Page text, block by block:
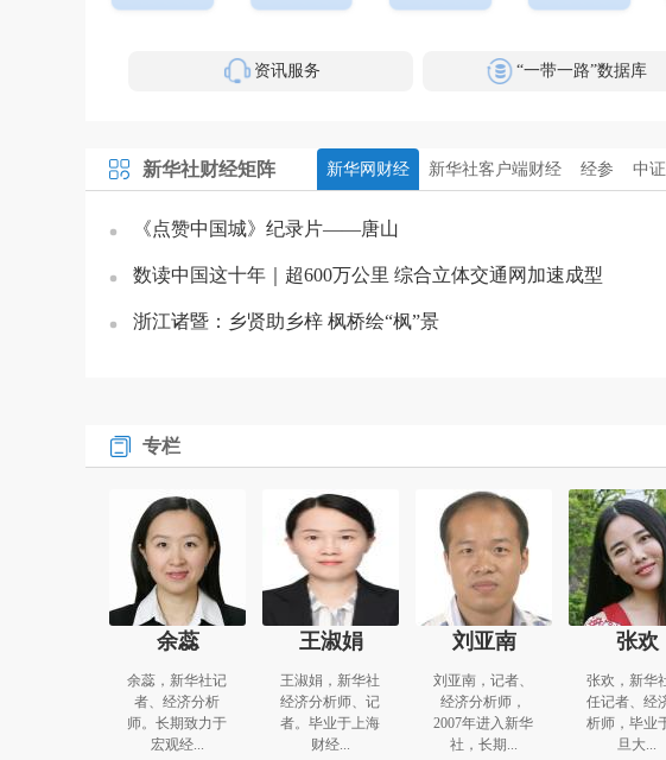
资讯服务 “一带一路”数据库
新华社财经矩阵 新华网财经 新华社客户端财经 经参 中
《点赞中国城》纪录片——唐山
数读中国这十年｜超600万公里 综合立体交通网加速成型
浙江诸暨：乡贤助乡梓 枫桥绘“枫”景
专栏
余蕊
余蕊，新华社记
者、经济分析
师。长期致力于
宏观经...
王淑娟
王淑娟，新华社
经济分析师、记
者。毕业于上海
财经...
刘亚南
刘亚南，记者、
经济分析师，
2007年进入新华
社，长期...
张欢
张欢，新华
任记者、经
析师，毕业
旦大...